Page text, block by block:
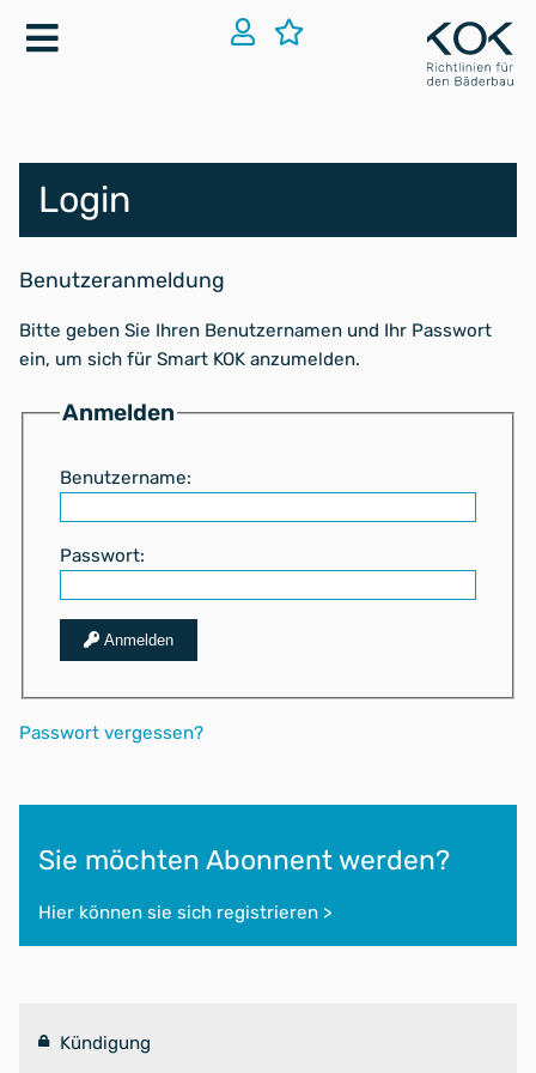
Login
Benutzeranmeldung
Bitte geben Sie Ihren Benutzernamen und Ihr Passwort
ein, um sich für Smart KOK anzumelden.
Anmelden
Benutzername:
Passwort:
Anmelden
Passwort vergessen?
Sie möchten Abonnent werden?
Hier können sie sich registrieren >
Kündigung